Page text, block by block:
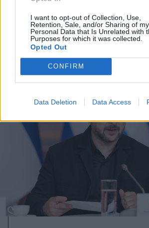
I want to opt-out of Collection, Use,
Retention, Sale, and/or Sharing of my
Personal Data that Is Unrelated with
Purposes for which it was collected.
Opted Out
CONFIRM
Data Deletion Data Access
Izraelben